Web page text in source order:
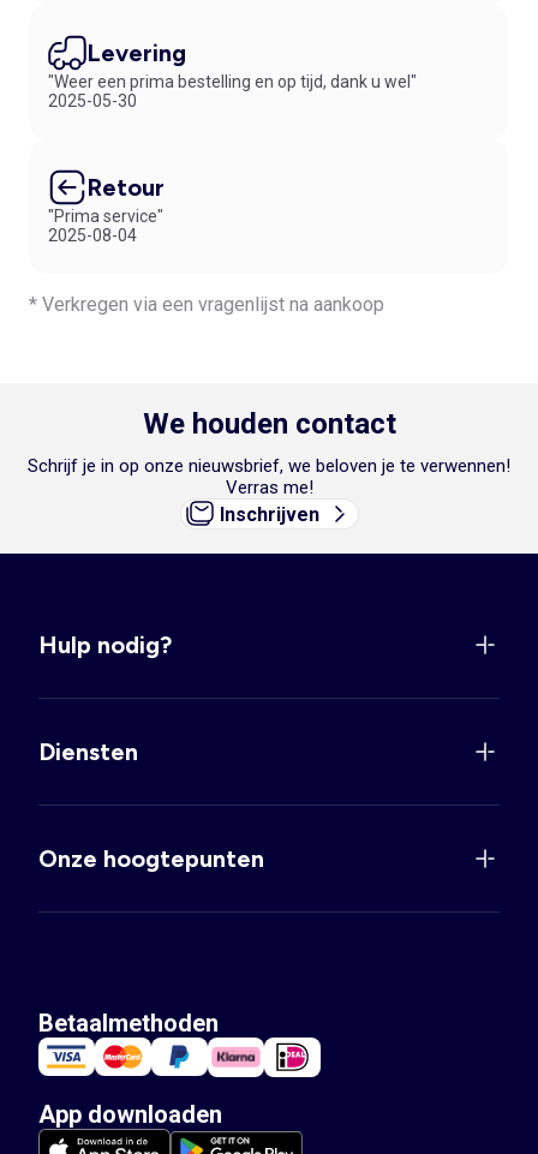
Levering
"Weer een prima bestelling en op tijd, dank u wel"
2025-05-30
Retour
"Prima service"
2025-08-04
* Verkregen via een vragenlijst na aankoop
We houden contact
Schrijf je in op onze nieuwsbrief, we beloven je te verwennen!
Verras me!
Inschrijven
Hulp nodig?
Diensten
Onze hoogtepunten
Betaalmethoden
App downloaden